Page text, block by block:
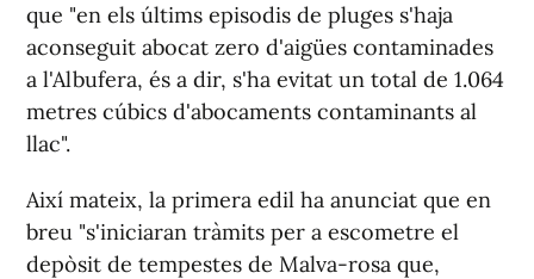
que "en els últims episodis de pluges s'haja
aconseguit abocat zero d'aigües contaminades
a l'Albufera, és a dir, s'ha evitat un total de 1.064
metres cúbics d'abocaments contaminants al
llac".
Així mateix, la primera edil ha anunciat que en
breu "s'iniciaran tràmits per a escometre el
depòsit de tempestes de Malva-rosa que,